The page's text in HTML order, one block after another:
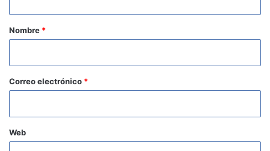
r
o
*
Nombre *
Correo electrónico *
Web